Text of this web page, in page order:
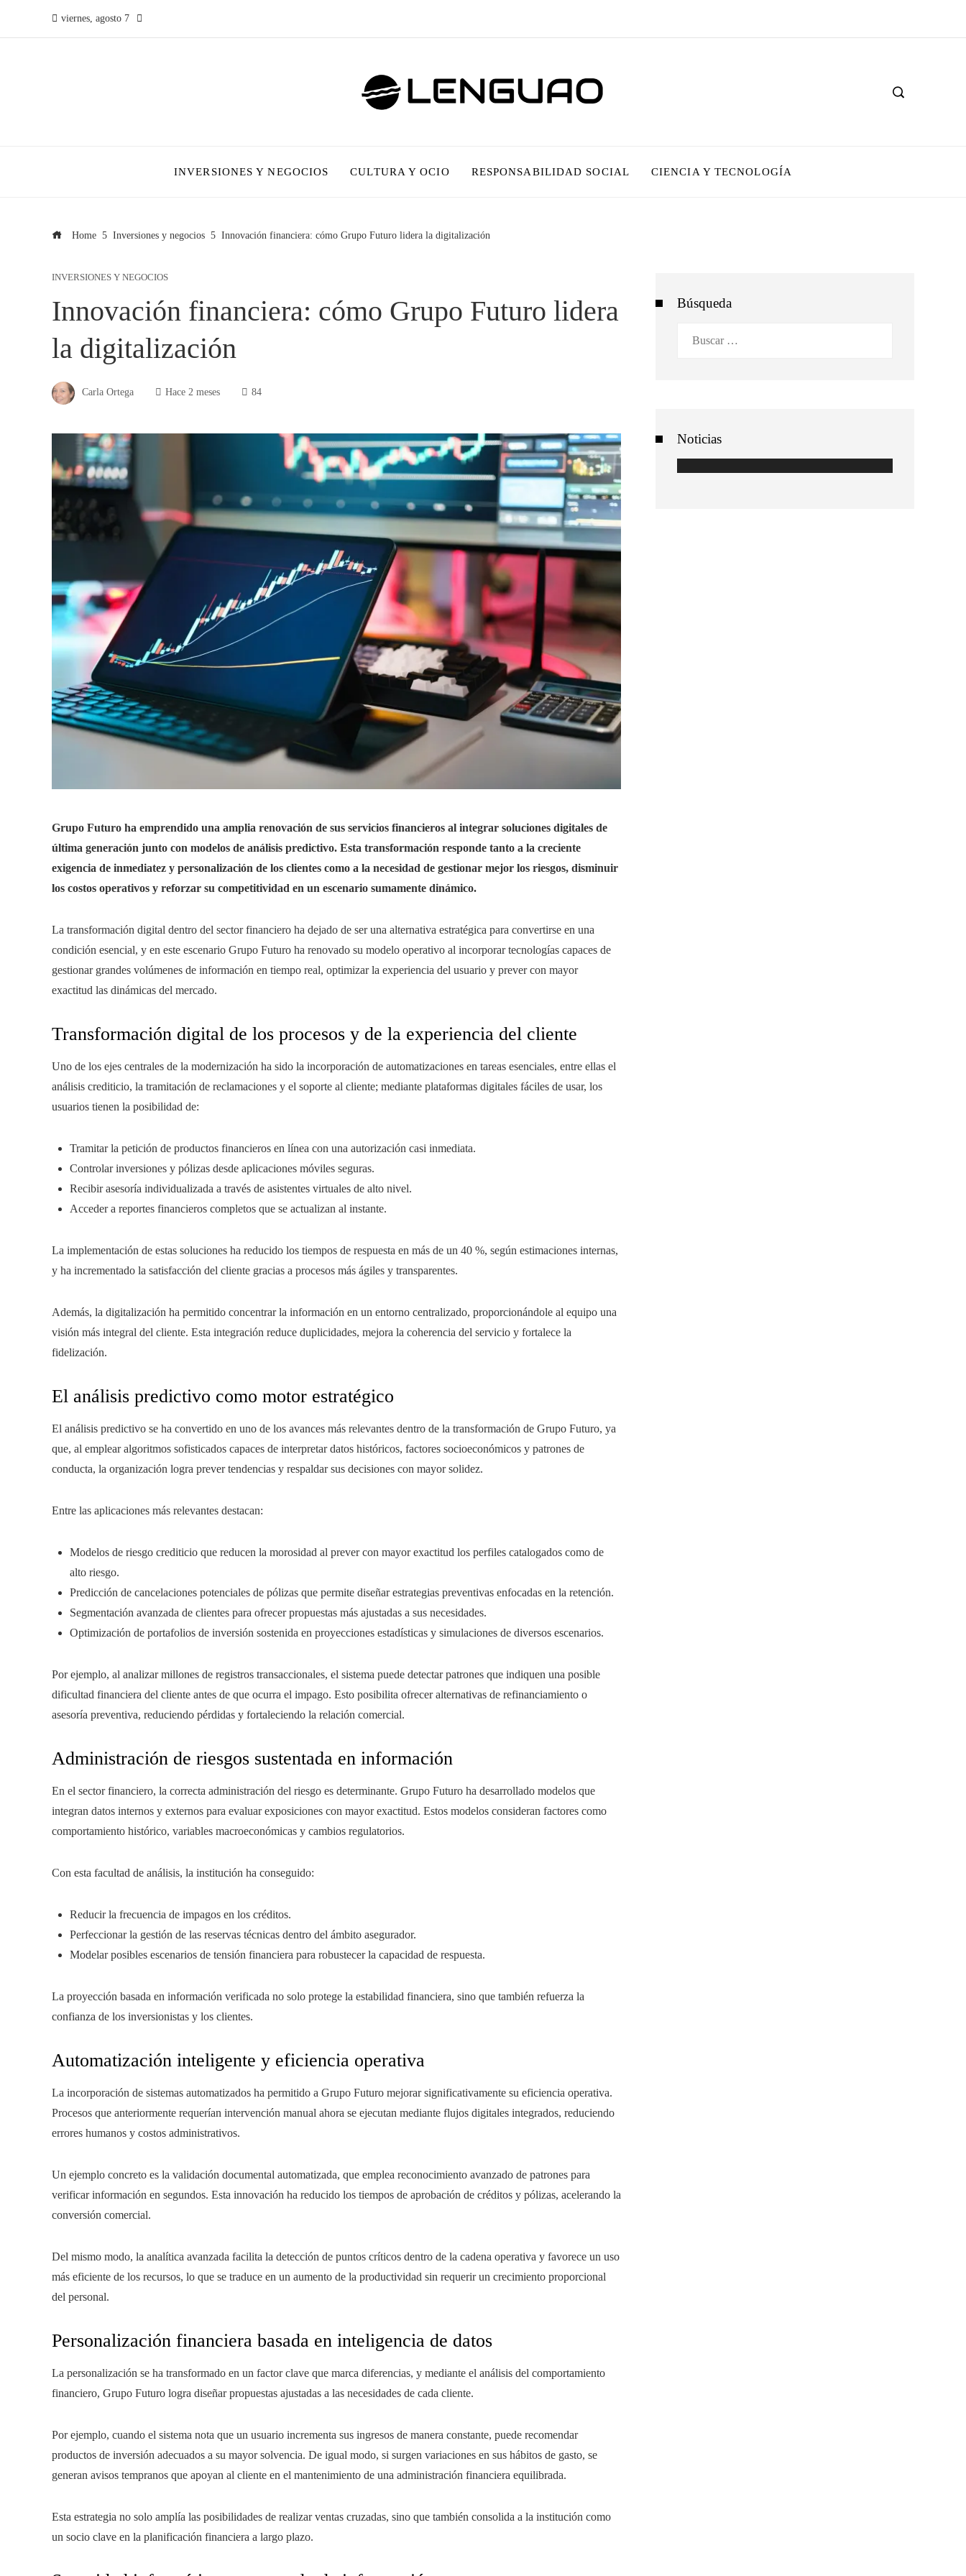
viernes, agosto 7
INVERSIONES Y NEGOCIOS CULTURA Y OCIO RESPONSABILIDAD SOCIAL CIENCIA Y TECNOLOGÍA
Home Inversiones y negocios Innovación financiera: cómo Grupo Futuro lidera la digitalización
INVERSIONES Y NEGOCIOS
Innovación financiera: cómo Grupo Futuro lidera
la digitalización
Carla Ortega Hace 2 meses 84
Grupo Futuro ha emprendido una amplia renovación de sus servicios financieros al integrar soluciones digitales de
última generación junto con modelos de análisis predictivo. Esta transformación responde tanto a la creciente
exigencia de inmediatez y personalización de los clientes como a la necesidad de gestionar mejor los riesgos, disminuir
los costos operativos y reforzar su competitividad en un escenario sumamente dinámico.
La transformación digital dentro del sector financiero ha dejado de ser una alternativa estratégica para convertirse en una
condición esencial, y en este escenario Grupo Futuro ha renovado su modelo operativo al incorporar tecnologías capaces de
gestionar grandes volúmenes de información en tiempo real, optimizar la experiencia del usuario y prever con mayor
exactitud las dinámicas del mercado.
Transformación digital de los procesos y de la experiencia del cliente
Uno de los ejes centrales de la modernización ha sido la incorporación de automatizaciones en tareas esenciales, entre ellas el
análisis crediticio, la tramitación de reclamaciones y el soporte al cliente; mediante plataformas digitales fáciles de usar, los
usuarios tienen la posibilidad de:
Tramitar la petición de productos financieros en línea con una autorización casi inmediata.
Controlar inversiones y pólizas desde aplicaciones móviles seguras.
Recibir asesoría individualizada a través de asistentes virtuales de alto nivel.
Acceder a reportes financieros completos que se actualizan al instante.
La implementación de estas soluciones ha reducido los tiempos de respuesta en más de un 40 %, según estimaciones internas,
y ha incrementado la satisfacción del cliente gracias a procesos más ágiles y transparentes.
Además, la digitalización ha permitido concentrar la información en un entorno centralizado, proporcionándole al equipo una
visión más integral del cliente. Esta integración reduce duplicidades, mejora la coherencia del servicio y fortalece la
fidelización.
El análisis predictivo como motor estratégico
El análisis predictivo se ha convertido en uno de los avances más relevantes dentro de la transformación de Grupo Futuro, ya
que, al emplear algoritmos sofisticados capaces de interpretar datos históricos, factores socioeconómicos y patrones de
conducta, la organización logra prever tendencias y respaldar sus decisiones con mayor solidez.
Entre las aplicaciones más relevantes destacan:
Modelos de riesgo crediticio que reducen la morosidad al prever con mayor exactitud los perfiles catalogados como de
alto riesgo.
Predicción de cancelaciones potenciales de pólizas que permite diseñar estrategias preventivas enfocadas en la retención.
Segmentación avanzada de clientes para ofrecer propuestas más ajustadas a sus necesidades.
Optimización de portafolios de inversión sostenida en proyecciones estadísticas y simulaciones de diversos escenarios.
Por ejemplo, al analizar millones de registros transaccionales, el sistema puede detectar patrones que indiquen una posible
dificultad financiera del cliente antes de que ocurra el impago. Esto posibilita ofrecer alternativas de refinanciamiento o
asesoría preventiva, reduciendo pérdidas y fortaleciendo la relación comercial.
Administración de riesgos sustentada en información
En el sector financiero, la correcta administración del riesgo es determinante. Grupo Futuro ha desarrollado modelos que
integran datos internos y externos para evaluar exposiciones con mayor exactitud. Estos modelos consideran factores como
comportamiento histórico, variables macroeconómicas y cambios regulatorios.
Con esta facultad de análisis, la institución ha conseguido:
Reducir la frecuencia de impagos en los créditos.
Perfeccionar la gestión de las reservas técnicas dentro del ámbito asegurador.
Modelar posibles escenarios de tensión financiera para robustecer la capacidad de respuesta.
La proyección basada en información verificada no solo protege la estabilidad financiera, sino que también refuerza la
confianza de los inversionistas y los clientes.
Automatización inteligente y eficiencia operativa
La incorporación de sistemas automatizados ha permitido a Grupo Futuro mejorar significativamente su eficiencia operativa.
Procesos que anteriormente requerían intervención manual ahora se ejecutan mediante flujos digitales integrados, reduciendo
errores humanos y costos administrativos.
Un ejemplo concreto es la validación documental automatizada, que emplea reconocimiento avanzado de patrones para
verificar información en segundos. Esta innovación ha reducido los tiempos de aprobación de créditos y pólizas, acelerando la
conversión comercial.
Del mismo modo, la analítica avanzada facilita la detección de puntos críticos dentro de la cadena operativa y favorece un uso
más eficiente de los recursos, lo que se traduce en un aumento de la productividad sin requerir un crecimiento proporcional
del personal.
Personalización financiera basada en inteligencia de datos
La personalización se ha transformado en un factor clave que marca diferencias, y mediante el análisis del comportamiento
financiero, Grupo Futuro logra diseñar propuestas ajustadas a las necesidades de cada cliente.
Por ejemplo, cuando el sistema nota que un usuario incrementa sus ingresos de manera constante, puede recomendar
productos de inversión adecuados a su mayor solvencia. De igual modo, si surgen variaciones en sus hábitos de gasto, se
generan avisos tempranos que apoyan al cliente en el mantenimiento de una administración financiera equilibrada.
Esta estrategia no solo amplía las posibilidades de realizar ventas cruzadas, sino que también consolida a la institución como
un socio clave en la planificación financiera a largo plazo.
Búsqueda
Noticias